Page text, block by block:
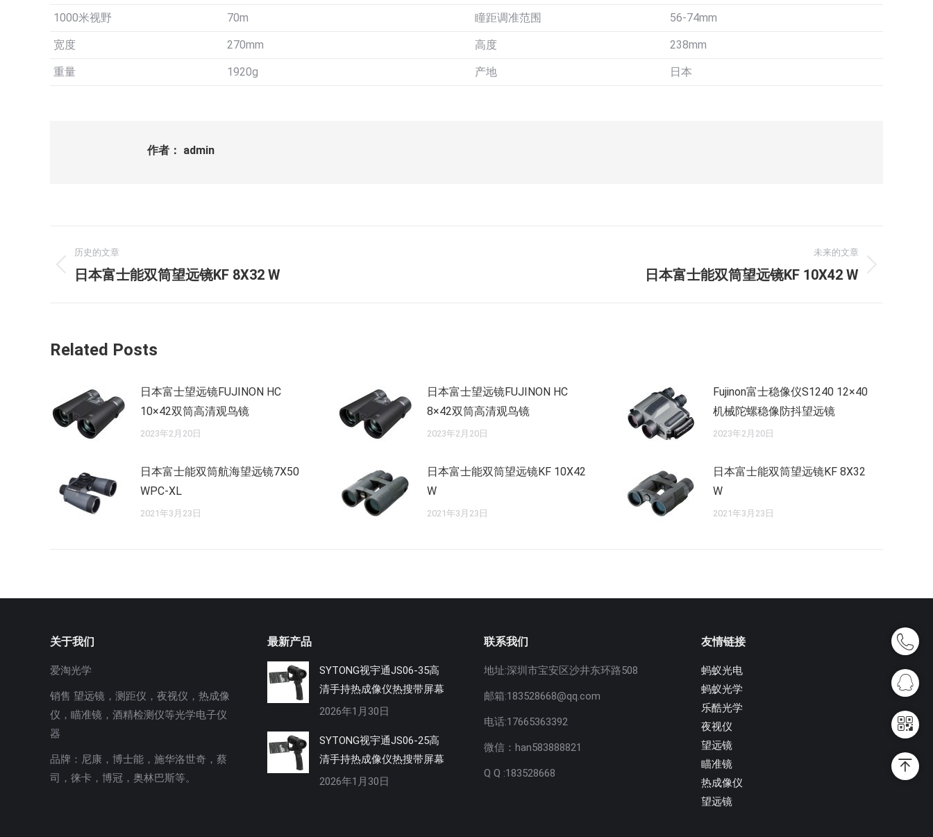
1000米视野 70m 瞳距调准范围 56-74mm
宽度 270mm 高度 238mm
重量 1920g 产地 日本
作者： admin
章
历史的文章
历
章：
日本富士能双筒望远镜KF 8X32 W
未来的文章
日本富士能双筒望远镜KF 10X42 W
Related Posts
日本富士望远镜FUJINON HC
10×42双筒高清观鸟镜
2023年2月20日
日本富士望远镜FUJINON HC
8×42双筒高清观鸟镜
2023年2月20日
Fujinon富士稳像仪S1240 12×40
机械陀螺稳像防抖望远镜
2023年2月20日
日本富士能双筒航海望远镜7X50
WPC-XL
2021年3月23日
日本富士能双筒望远镜KF 10X42
W
2021年3月23日
日本富士能双筒望远镜KF 8X32
W
2021年3月23日
关于我们
爱淘光学
销售 望远镜，测距仪，夜视仪，热成像
仪，瞄准镜，酒精检测仪等光学电子仪
器
品牌：尼康，博士能，施华洛世奇，蔡
司，徕卡，博冠，奥林巴斯等。
最新产品
SYTONG视宇通JS06-35高
清手持热成像仪热搜带屏幕
2026年1月30日
SYTONG视宇通JS06-25高
清手持热成像仪热搜带屏幕
2026年1月30日
联系我们
地址:深圳市宝安区沙井东环路508
邮箱:183528668@qq.com
电话:17665363392
微信：han583888821
Q Q :183528668
友情链接
蚂蚁光电
蚂蚁光学
乐酷光学
夜视仪
望远镜
瞄准镜
热成像仪
望远镜